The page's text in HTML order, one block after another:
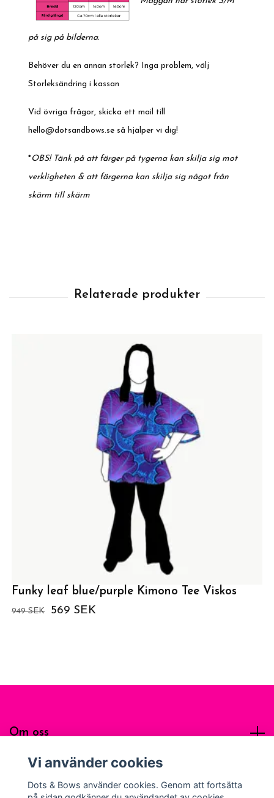
på sig på bilderna.
Behöver du en annan storlek? Inga problem, välj
Storleksändring i kassan
Vid övriga frågor, skicka ett mail till
hello@dotsandbows.se så hjälper vi dig!
*OBS! Tänk på att färger på tygerna kan skilja sig mot
verkligheten & att färgerna kan skilja sig något från
skärm till skärm
Funky leaf blue/purple Kimono Tee Viskos
949 SEK 569 SEK
Om oss
Sociala medier
Vi använder cookies
Dots & Bows använder cookies. Genom att fortsätta